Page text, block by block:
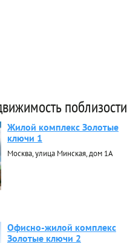
поблизости
Жилой комплекс Золотые
ключи 1
Москва, улица Минская, дом 1А
Офисно-жилой комплекс
Золотые ключи 2